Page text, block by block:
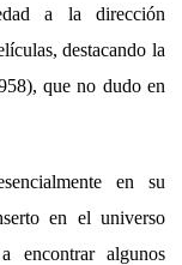
a la dirección
destacando la
que no dudo en
en su
en el universo
encontrar algunos